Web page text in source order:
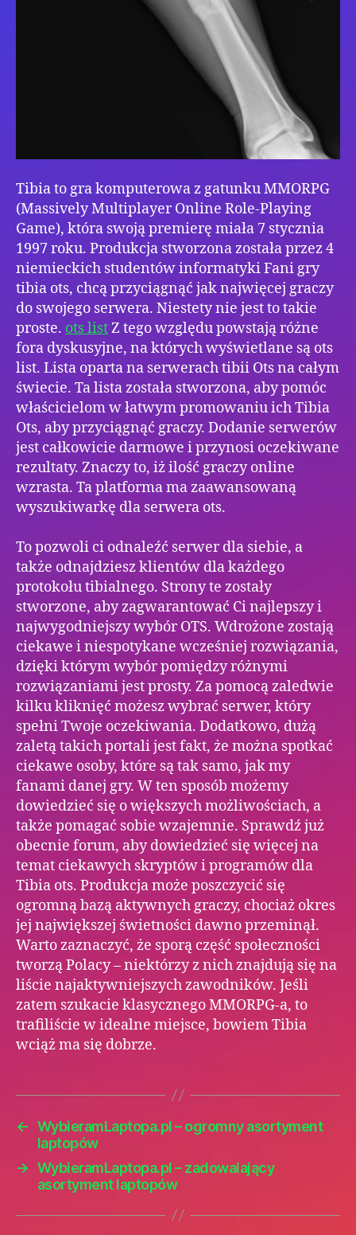
Tibia to gra komputerowa z gatunku MMORPG
(Massively Multiplayer Online Role-Playing
Game), która swoją premierę miała 7 stycznia
1997 roku. Produkcja stworzona została przez 4
niemieckich studentów informatyki Fani gry
tibia ots, chcą przyciągnąć jak najwięcej graczy
do swojego serwera. Niestety nie jest to takie
proste. ots listZ tego względu powstają różne
fora dyskusyjne, na których wyświetlane są ots
list. Lista oparta na serwerach tibii Ots na całym
świecie. Ta lista została stworzona, aby pomóc
właścicielom w łatwym promowaniu ich Tibia
Ots, aby przyciągnąć graczy. Dodanie serwerów
jest całkowicie darmowe i przynosi oczekiwane
rezultaty. Znaczy to, iż ilość graczy online
wzrasta. Ta platforma ma zaawansowaną
wyszukiwarkę dla serwera ots.
To pozwoli ci odnaleźć serwer dla siebie, a
także odnajdziesz klientów dla każdego
protokołu tibialnego. Strony te zostały
stworzone, aby zagwarantować Ci najlepszy i
najwygodniejszy wybór OTS. Wdrożone zostają
ciekawe i niespotykane wcześniej rozwiązania,
dzięki którym wybór pomiędzy różnymi
rozwiązaniami jest prosty. Za pomocą zaledwie
kilku kliknięć możesz wybrać serwer, który
spełni Twoje oczekiwania. Dodatkowo, dużą
zaletą takich portali jest fakt, że można spotkać
ciekawe osoby, które są tak samo, jak my
fanami danej gry. W ten sposób możemy
dowiedzieć się o większych możliwościach, a
także pomagać sobie wzajemnie. Sprawdź już
obecnie forum, aby dowiedzieć się więcej na
temat ciekawych skryptów i programów dla
Tibia ots. Produkcja może poszczycić się
ogromną bazą aktywnych graczy, chociaż okres
jej największej świetności dawno przeminął.
Warto zaznaczyć, że sporą część społeczności
tworzą Polacy – niektórzy z nich znajdują się na
liście najaktywniejszych zawodników. Jeśli
zatem szukacie klasycznego MMORPG-a, to
trafiliście w idealne miejsce, bowiem Tibia
wciąż ma się dobrze.
← WybieramLaptopa.pl – ogromny asortyment
laptopów
→ WybieramLaptopa.pl – zadowalający
asortyment laptopów